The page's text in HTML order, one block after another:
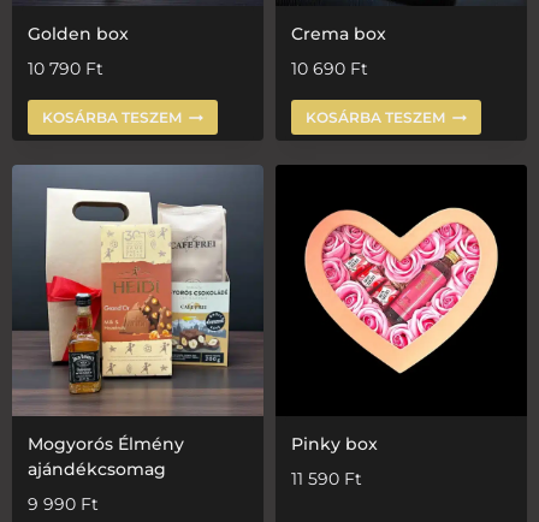
Golden box
10 790 Ft
KOSÁRBA TESZEM
Crema box
10 690 Ft
KOSÁRBA TESZEM
Mogyorós Élmény
ajándékcsomag
9 990 Ft
Pinky box
11 590 Ft